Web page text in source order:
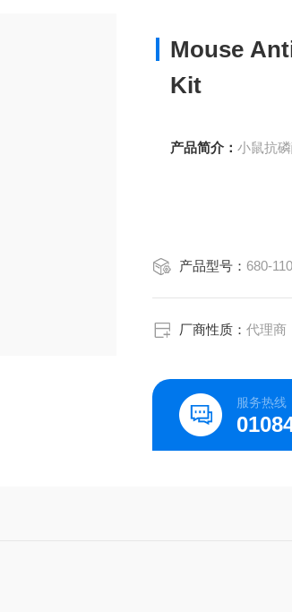
Mouse
Kit
产品简介：小鼠抗
产品型号： 680-
厂商性质：代理商
服务热线